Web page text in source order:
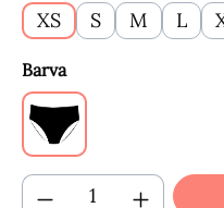
XS
S M L
Izberi
Barva
Črne
Količina izdelka: